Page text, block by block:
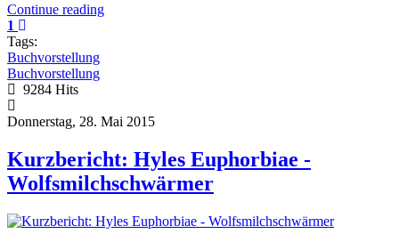
Continue reading
1
Tags:
Buchvorstellung
Buchvorstellung
9284 Hits
Donnerstag, 28. Mai 2015
Kurzbericht: Hyles Euphorbiae -
Wolfsmilchschwärmer